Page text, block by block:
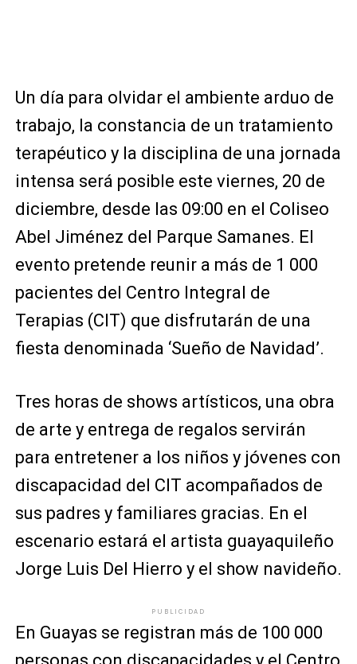
Un día para olvidar el ambiente arduo de
trabajo, la constancia de un tratamiento
terapéutico y la disciplina de una jornada
intensa será posible este viernes, 20 de
diciembre, desde las 09:00 en el Coliseo
Abel Jiménez del Parque Samanes. El
evento pretende reunir a más de 1 000
pacientes del Centro Integral de
Terapias (CIT) que disfrutarán de una
fiesta denominada ‘Sueño de Navidad’.
Tres horas de shows artísticos, una obra
de arte y entrega de regalos servirán
para entretener a los niños y jóvenes con
discapacidad del CIT acompañados de
sus padres y familiares gracias. En el
escenario estará el artista guayaquileño
Jorge Luis Del Hierro y el show navideño.
PUBLICIDAD
En Guayas se registran más de 100 000